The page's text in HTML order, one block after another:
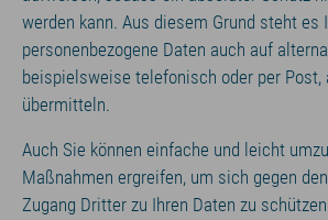
werden kann. Aus diesem Grund steht es
personenbezogene Daten auch auf
beispielsweise telefonisch oder per Post,
übermitteln.
Auch Sie können einfache und leicht
Maßnahmen ergreifen, um sich gegen
Zugang Dritter zu Ihren Daten zu